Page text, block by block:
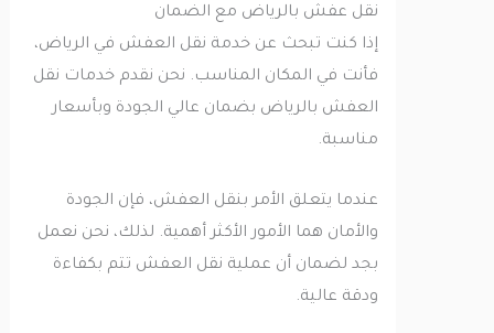
نقل عفش بالرياض مع الضمان
إذا كنت تبحث عن خدمة نقل العفش في الرياض،
فأنت في المكان المناسب. نحن نقدم خدمات نقل
العفش بالرياض بضمان عالي الجودة وبأسعار
مناسبة.
عندما يتعلق الأمر بنقل العفش، فإن الجودة
والأمان هما الأمور الأكثر أهمية. لذلك، نحن نعمل
بجد لضمان أن عملية نقل العفش تتم بكفاءة
ودقة عالية.